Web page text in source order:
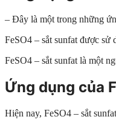
– Đây là một trong những
FeSO4 – sắt sunfat được sử
FeSO4 – sắt sunfat là một
Ứng dụng của
Hiện nay, FeSO4 – sắt